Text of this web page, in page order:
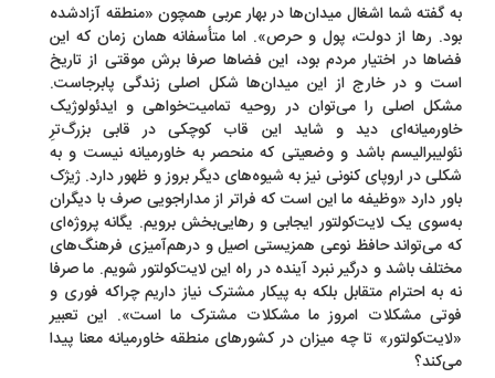
گفته شما اشغال میدان‌ها در بهار عربی همچون «منطقه آزادشده
رها از دولت، پول و حرص». اما متأسفانه همان زمان که این
در اختیار مردم بود، این فضاها صرفا برش موقتی از تاریخ
و در خارج از این میدان‌ها شکل اصلی زندگی پابرجاست.
اصلی را می‌توان در روحیه تمامیت‌خواهی و ایدئولوژیک
دید و شاید این قاب کوچکی در قابی بزرگ‌ترِ
باشد و وضعیتی که منحصر به خاورمیانه نیست و به
در اروپای کنونی نیز به شیوه‌‌های دیگر بروز و ظهور دارد. ژیژک
دارد ‌«وظیفه ما این است که فراتر از مداراجویی صرف با دیگران
یک لایت‌کولتور ایجابی و رهایی‌بخش برویم. یگانه پروژه‌ای
می‌تواند حافظ نوعی همزیستی اصیل و درهم‌آمیزی فرهنگ‌های
باشد و درگیر نبرد آینده در راه این لایت‌کولتور شویم. ما صرفا
به احترام متقابل بلکه به پیکار مشترک نیاز داریم چراکه فوری و
مشکلات امروز ما مشکلات مشترک ما است». این تعبیر
تا چه میزان در کشورهای منطقه خاورمیانه معنا پیدا